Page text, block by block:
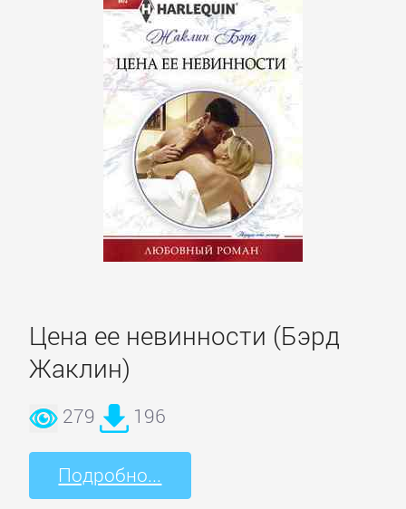
Цена ее невинности (Бэрд
Жаклин)
279 196
Подробно...
Эротика,
ЗАРУБЕЖНОЕ
Зарубежная
Зарубежная
классика
образовательная
литература